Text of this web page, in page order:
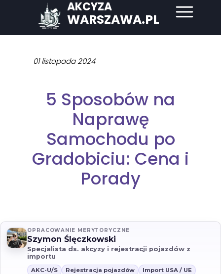
AKCYZA
WARSZAWA.PL
01 listopada 2024
5 Sposobów na
Naprawę
Samochodu po
Gradobiciu: Cena i
Porady
OPRACOWANIE MERYTORYCZNE
Szymon Ślęczkowski
Specjalista ds. akcyzy i rejestracji pojazdów z
importu
AKC-U/S Rejestracja pojazdów
Import USA / UE